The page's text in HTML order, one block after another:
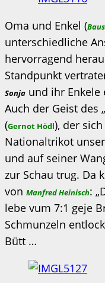
Oma und Enkel (Baus
unterschiedliche
hervorragend
Standpunkt
Sonja und ihr Enkele
Auch der Geist des
(Gernot Hödl), der
Nationaltrikot
und auf seiner
zur Schau trug. Da
von Manfred Heinisch:
lebe vum 7:1 geje
Schmunzeln
Bütt …